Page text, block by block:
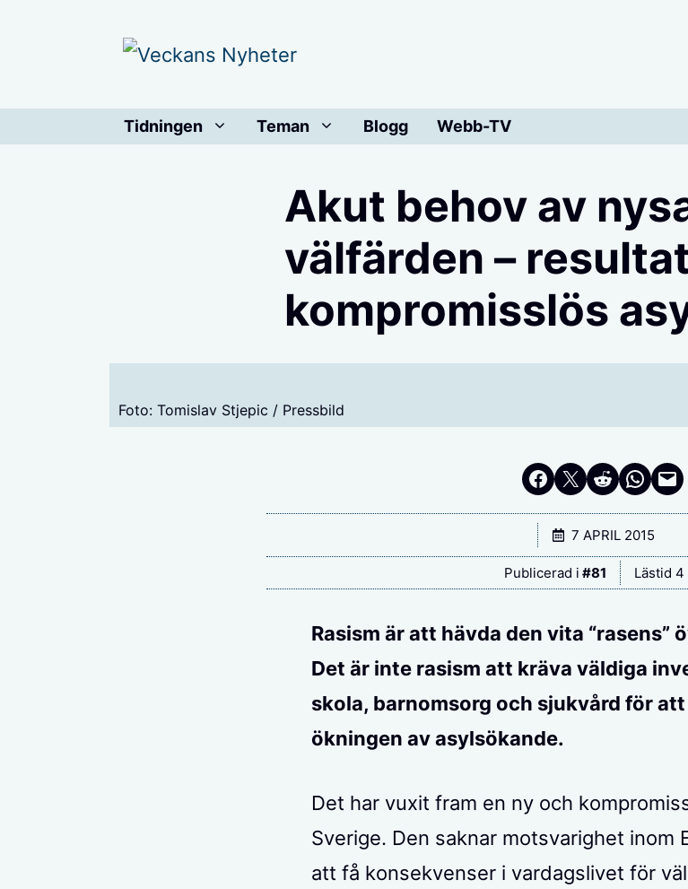
Tidningen Teman Blogg Webb-TV
Akut behov av
välfärden –
kompromisslös
Foto: Tomislav Stjepic / Pressbild
Dela på Facebook
Dela på Twitter
Dela på Reddit
Dela iMaila en länk
7 APRIL 2015
Publicerad i #81 Lästid 4
Rasism är att hävda den vita “rasens”
Det är inte rasism att kräva väldiga
skola, barnomsorg och sjukvård för
ökningen av asylsökande.
Det har vuxit fram en ny och
Sverige. Den saknar motsvarighet inom
att få konsekvenser i vardagslivet för